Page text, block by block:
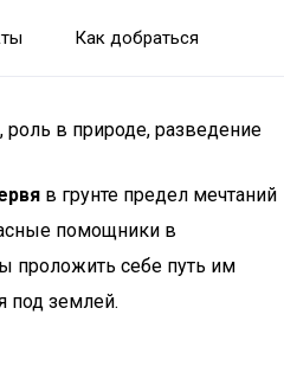
Как добраться
в природе, разведение
в грунте предел мечтаний
помощники в
проложить себе путь им
под землей.